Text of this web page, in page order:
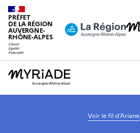
PRÉFET
DE LA RÉGION
AUVERGNE-
RHÔNE-ALPES
Voir le fil d’Ariane